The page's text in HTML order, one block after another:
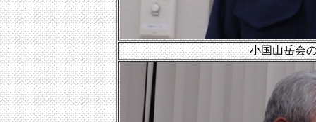
小国山岳会